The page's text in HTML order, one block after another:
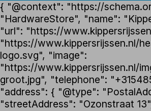
{ "@context": "https://
"HardwareStore", "name":
"url": "https://
"https://www.kippersrijssen.nl/
logo.svg", "image":
"https://www.kippersrijssen.nl/
groot.jpg", "telephone":
"address": { "@type":
"streetAddress": "Ozonstraat